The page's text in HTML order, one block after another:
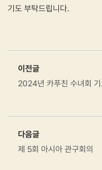
기도 부탁드립니다.
이전글
2024년 카푸친 수녀회
다음글
제 5회 아시아 관구회의